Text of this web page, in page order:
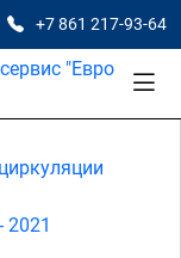
+7 861 217-93-64
2021